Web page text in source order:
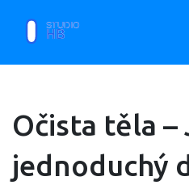
Očista těla –
jednoduchý